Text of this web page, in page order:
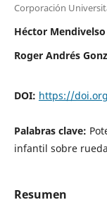
Corporación
Héctor
Roger Andrés
DOI: https://
Palabras clave:
infantil sobre
Resumen